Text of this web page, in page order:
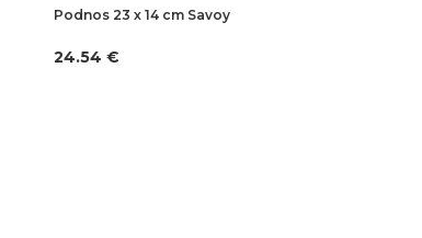
Podnos 23 x 14 cm Savoy
24.54 €